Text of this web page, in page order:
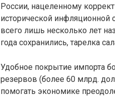
России, нацеленному
исторической инфляционной
всего лишь несколько лет
года сохранились, тарелка
Удобное покрытие импорта
резервов (более 60 млрд.
помогать экономике